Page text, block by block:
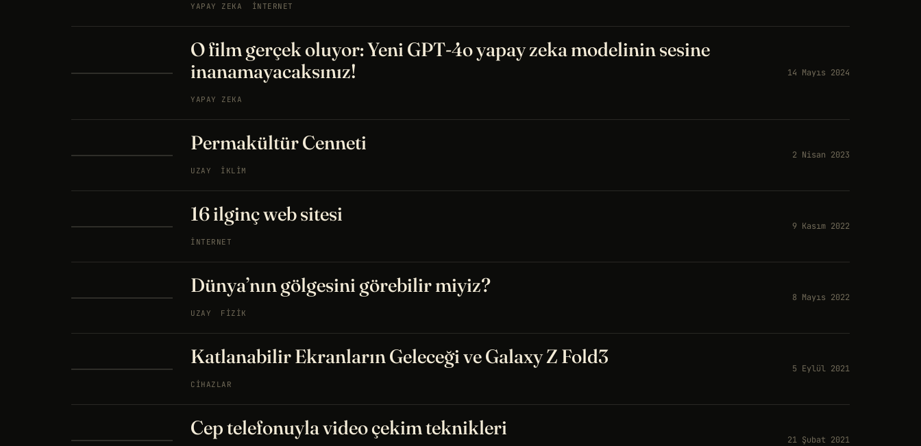
YAPAY ZEKA İNTERNET
O film gerçek oluyor: Yeni GPT-4o yapay zeka modelinin sesine
inanamayacaksınız!
YAPAY ZEKA
14 Mayıs 2024
Permakültür Cenneti
UZAY İKLIM
2 Nisan 2023
16 ilginç web sitesi
İNTERNET
9 Kasım 2022
Dünya’nın gölgesini görebilir miyiz?
UZAY FIZIK
8 Mayıs 2022
Katlanabilir Ekranların Geleceği ve Galaxy Z Fold3
CIHAZLAR
5 Eylül 2021
Cep telefonuyla video çekim teknikleri
21 Şubat 2021